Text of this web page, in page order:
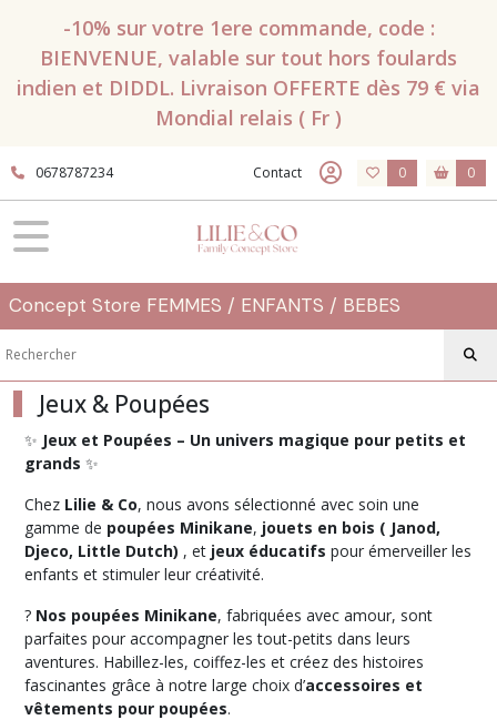
-10% sur votre 1ere commande, code :
BIENVENUE, valable sur tout hors foulards
indien et DIDDL. Livraison OFFERTE dès 79 € via
Mondial relais ( Fr )
0678787234 Contact 0 0
Concept Store FEMMES / ENFANTS / BEBES
Jeux & Poupées
✨ Jeux et Poupées – Un univers magique pour petits et
grands ✨
Chez Lilie & Co, nous avons sélectionné avec soin une
gamme de poupées Minikane, jouets en bois ( Janod,
Djeco, Little Dutch) , et jeux éducatifs pour émerveiller les
enfants et stimuler leur créativité.
? Nos poupées Minikane, fabriquées avec amour, sont
parfaites pour accompagner les tout-petits dans leurs
aventures. Habillez-les, coiffez-les et créez des histoires
fascinantes grâce à notre large choix d’accessoires et
vêtements pour poupées.
FILTRES
produits
Jeux
&
Poupées
en
bois
0
mois
(36)
en
2
-
5
(13)
Poupées
et
accessoires